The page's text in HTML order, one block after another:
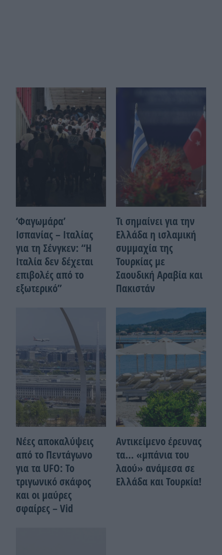
‘Φαγωμάρα’
Ισπανίας – Ιταλίας
για τη Σένγκεν: “Η
Ιταλία δεν δέχεται
επιβολές από το
εξωτερικό”
Τι σημαίνει για την
Ελλάδα η ισλαμική
συμμαχία της
Τουρκίας με
Σαουδική Αραβία και
Πακιστάν
Νέες αποκαλύψεις
από το Πεντάγωνο
για τα UFO: Το
τριγωνικό σκάφος
και οι μαύρες
σφαίρες – Vid
Αντικείμενο έρευνας
τα… «μπάνια του
λαού» ανάμεσα σε
Ελλάδα και Τουρκία!